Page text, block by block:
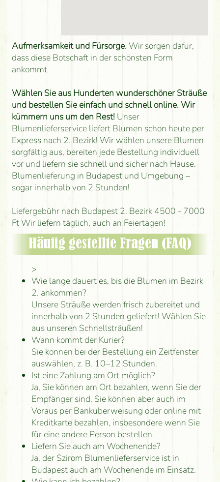
Aufmerksamkeit und Fürsorge.Wir sorgen dafür,
dass diese Botschaft in der schönsten Form
ankommt.
Wählen Sie aus Hunderten wunderschöner Sträuße
und bestellen Sie einfach und schnell online. Wir
kümmern uns um den Rest!Unser
Blumenlieferservice liefert Blumen schon heute per
Express nach 2. Bezirk! Wir wählen unsere Blumen
sorgfältig aus, bereiten jede Bestellung individuell
vor und liefern sie schnell und sicher nach Hause.
Blumenlieferung in Budapest und Umgebung –
sogar innerhalb von 2 Stunden!
Liefergebühr nach Budapest 2. Bezirk 4500 - 7000
Ft Wir liefern täglich, auch an Feiertagen!
Häufig gestellte Fragen (FAQ)
>
Wie lange dauert es, bis die Blumen im Bezirk
2. ankommen?
Unsere Sträuße werden frisch zubereitet und
innerhalb von 2 Stunden geliefert! Wählen Sie
aus unseren Schnellsträußen!
Wann kommt der Kurier?
Sie können bei der Bestellung ein Zeitfenster
auswählen, z. B. 10–12 Stunden.
Ist eine Zahlung am Ort möglich?
Ja, Sie können am Ort bezahlen, wenn Sie der
Empfänger sind. Sie können aber auch im
Voraus per Banküberweisung oder online mit
Kreditkarte bezahlen, insbesondere wenn Sie
für eine andere Person bestellen.
Liefern Sie auch am Wochenende?
Ja, der Szirom Blumenlieferservice ist in
Budapest auch am Wochenende im Einsatz.